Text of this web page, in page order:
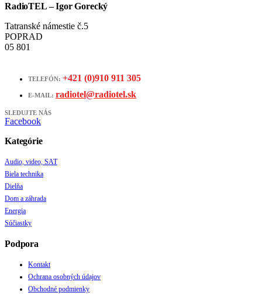
RadioTEL – Igor Gorecký
Tatranské námestie č.5
POPRAD
05 801
TELEFÓN: +421 (0)910 911 305
E-MAIL: radiotel@radiotel.sk
SLEDUJTE NÁS
Facebook
Kategórie
Audio, video, SAT
Biela technika
Dielňa
Dom a záhrada
Energia
Súčiastky
Podpora
Kontakt
Ochrana osobných údajov
Obchodné podmienky